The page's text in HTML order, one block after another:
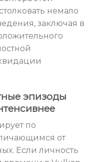
немало
заключая в
эпизоды
по
от
Если личность